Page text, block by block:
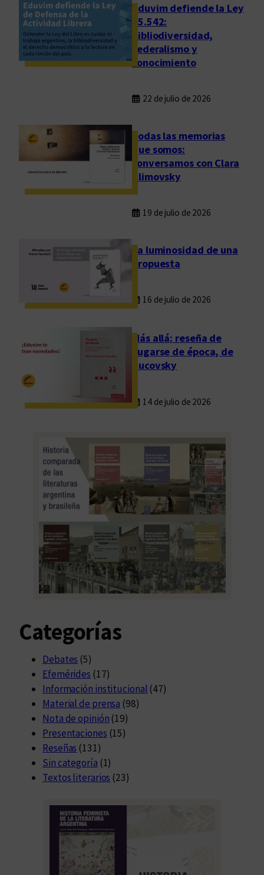
Eduvim defiende la Ley
25.542:
bibliodiversidad,
federalismo y
conocimiento
22 de julio de 2026
Todas las memorias
que somos:
conversamos con Clara
Klimovsky
19 de julio de 2026
La luminosidad de una
propuesta
16 de julio de 2026
Más allá: reseña de
Fugarse de época, de
Rucovsky
14 de julio de 2026
Categorías
Debates (5)
Efemérides (17)
Información institucional (47)
Material de prensa (98)
Nota de opinión (19)
Presentaciones (15)
Reseñas (131)
Sin categoría (1)
Textos literarios (23)